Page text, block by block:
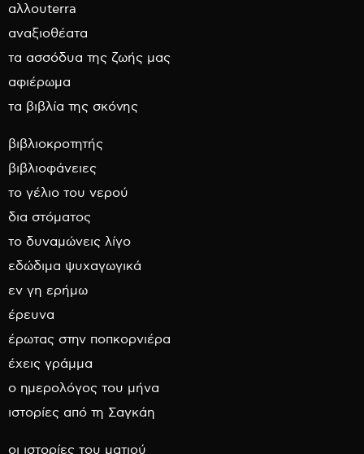
αλλουterra
αναξιοθέατα
τα ασσόδυα της ζωής μας
αφιέρωμα
τα βιβλία της σκόνης
βιβλιοκροτητής
βιβλιοφάνειες
το γέλιο του νερού
δια στόματος
το δυναμώνεις λίγο
εδώδιμα ψυχαγωγικά
εν γη ερήμω
έρευνα
έρωτας στην ποπκορνιέρα
έχεις γράμμα
ο ημερολόγος του μήνα
ιστορίες από τη Σαγκάη
οι ιστορίες του ματιού